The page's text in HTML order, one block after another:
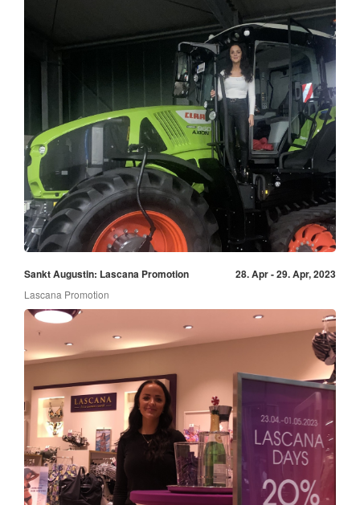
Sankt Augustin: Lascana Promotion 28. Apr - 29. Apr, 2023
Lascana Promotion